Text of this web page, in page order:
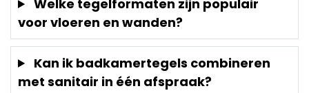
Welke tegelformaten zijn populair
voor vloeren en wanden?
Kan ik badkamertegels combineren
met sanitair in één afspraak?